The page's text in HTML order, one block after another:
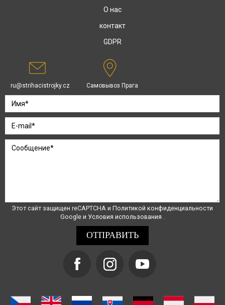
О нас
контакт
GDPR
ru@strihacistrojky.cz Самовывоз Прага
Этот сайт защищен reCAPTCHA и Политикой конфиденциальности
Google и Условия использования